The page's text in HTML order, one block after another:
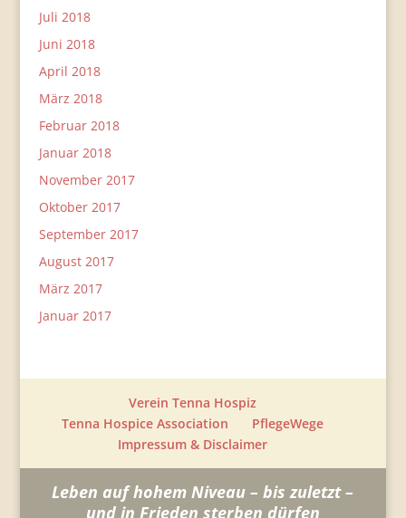
Juli 2018
Juni 2018
April 2018
März 2018
Februar 2018
Januar 2018
November 2017
Oktober 2017
September 2017
August 2017
März 2017
Januar 2017
Verein Tenna Hospiz
Tenna Hospice Association
PflegeWege
Impressum & Disclaimer
Leben auf hohem Niveau – bis zuletzt –
und in Frieden sterben dürfen